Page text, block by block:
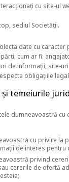
cu site-ul
sediul Societății.
date cu caracter
cum ar fi:
de informații, site-
obligațiile
temeiurile
dumneavoastră cu
cu privire la
de interes pentru
privind
cererile de ofertă